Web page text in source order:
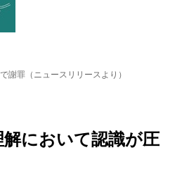
謝罪（ニュースリリースより）
解において認識が圧